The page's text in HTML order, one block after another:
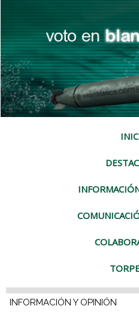
INFORMACIÓN Y OPINIÓN